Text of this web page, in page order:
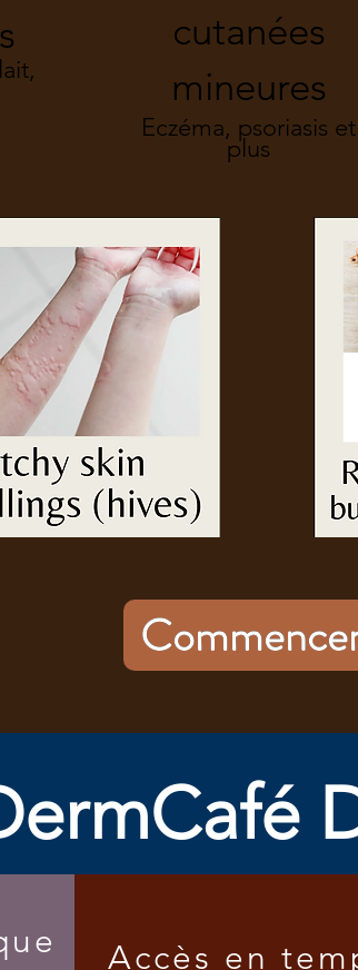
cutanées
mineures
Eczéma, psoriasis et
plus
Accès en